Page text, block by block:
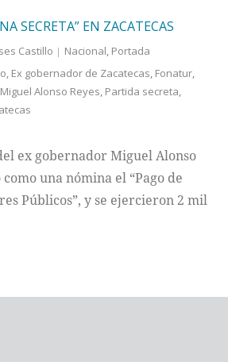
SECRETA” EN ZACATECAS
Castillo Nacional, Portada
, Ex gobernador de Zacatecas, Fonatur,
Miguel Alonso Reyes, Partida secreta,
ex gobernador Miguel Alonso
una nómina el “Pago de
Públicos”, y se ejercieron 2 mil